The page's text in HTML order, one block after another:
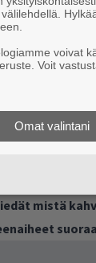
mistä
voivat
Voit
Omat valintani